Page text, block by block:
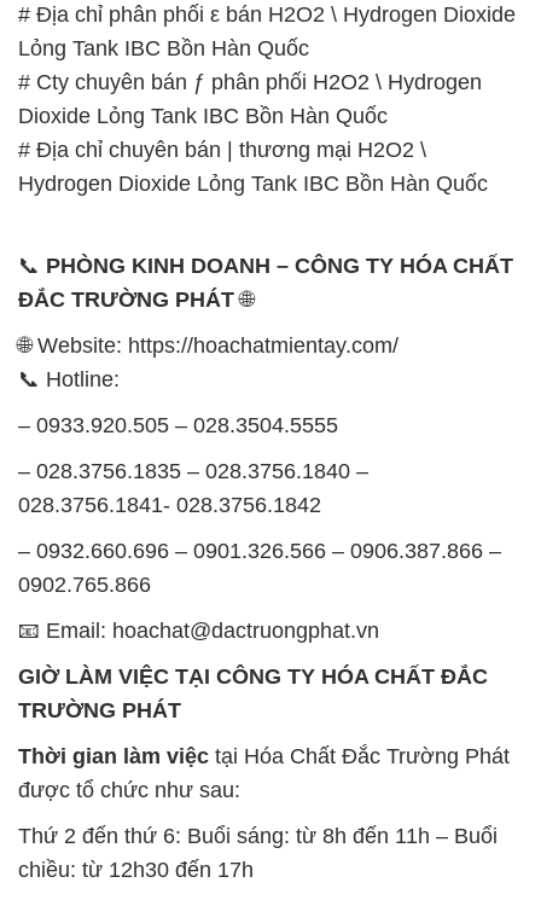
# Địa chỉ phân phối ε bán H2O2 \ Hydrogen Dioxide
Lỏng Tank IBC Bồn Hàn Quốc
# Cty chuyên bán ƒ phân phối H2O2 \ Hydrogen
Dioxide Lỏng Tank IBC Bồn Hàn Quốc
# Địa chỉ chuyên bán | thương mại H2O2 \
Hydrogen Dioxide Lỏng Tank IBC Bồn Hàn Quốc
📞 PHÒNG KINH DOANH – CÔNG TY HÓA CHẤT
ĐẮC TRƯỜNG PHÁT🌐
🌐 Website: https://hoachatmientay.com/
📞 Hotline:
– 0933.920.505 – 028.3504.5555
– 028.3756.1835 – 028.3756.1840 –
028.3756.1841- 028.3756.1842
– 0932.660.696 – 0901.326.566 – 0906.387.866 –
0902.765.866
📧 Email: hoachat@dactruongphat.vn
GIỜ LÀM VIỆC TẠI CÔNG TY HÓA CHẤT ĐẮC
TRƯỜNG PHÁT
Thời gian làm việc tại Hóa Chất Đắc Trường Phát
được tổ chức như sau:
Thứ 2 đến thứ 6: Buổi sáng: từ 8h đến 11h – Buổi
chiều: từ 12h30 đến 17h